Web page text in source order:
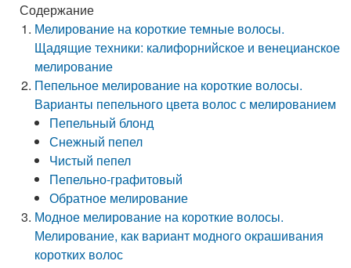
Содержание
Мелирование на короткие темные волосы.
Щадящие техники: калифорнийское и венецианское
мелирование
Пепельное мелирование на короткие волосы.
Варианты пепельного цвета волос с мелированием
Пепельный блонд
Снежный пепел
Чистый пепел
Пепельно-графитовый
Обратное мелирование
Модное мелирование на короткие волосы.
Мелирование, как вариант модного окрашивания
коротких волос